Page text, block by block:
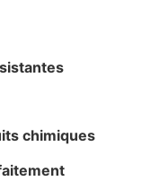
chimiques